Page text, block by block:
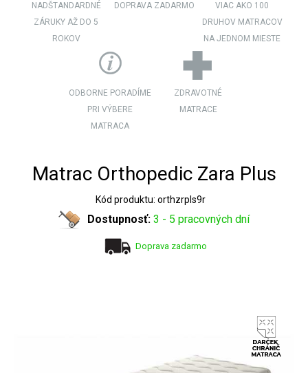
NADŠTANDARDNÉ
ZÁRUKY AŽ DO 5
ROKOV
DOPRAVA ZADARMO
VIAC AKO 100
DRUHOV MATRACOV
NA JEDNOM MIESTE
ODBORNE PORADÍME
PRI VÝBERE
MATRACA
ZDRAVOTNÉ
MATRACE
Matrac Orthopedic Zara Plus
Kód produktu: orthzrpls9r
Dostupnosť: 3 - 5 pracovných dní
Doprava zadarmo